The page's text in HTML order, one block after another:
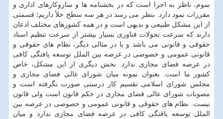
سوم، ناظر به اجرا است که در بخشنامه ها و سازوکارهای اداری و
مقررات نمود دارد. بنظر می رسد در هر سه سطح خلأ داریم؛ قسمتی
از این مشکل طبیعی و بدیهی است و در همه کشورهای مختلف اذعان
دارند که سرعت تحولات فناوری بسیار بیشتر از سرعت تنظیم اسناد
حقوقی و قانونی می باشد و یا در مثالی دیگر، نظام های حقوقی و
قانونی عمومی و خصوصی در عرصه بین الملل توسعه یافتگی کافی
در عرصه فضای مجازی ندارد. بخش دیگری از این مشکل، خاص
کشور ما است. بعنوان نمونه میان شورای عالی فضای مجازی و
مجلس شورای اسلامی تقسیم کار درستی صورت نگرفته است و
مصوبات شورای عالی فضای مجازی در حکم قانون است ولی قانون
نیست. نظام های حقوقی و قانونی عمومی و خصوصی در عرصه بین
الملل توسعه یافتگی کافی در عرصه فضای مجازی ندارد و میان